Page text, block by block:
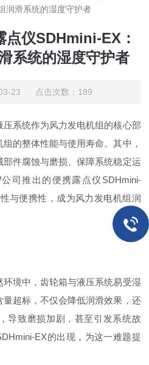
润滑系统的湿度守护者
点仪SDHmini-EX：
系统的湿度守护者
03-23 点击次数：189
系统作为风力发电机组的核心部
的整体性能与使用寿命。其中，
件腐蚀与磨损、保障系统稳定运
司推出的便携露点仪SDHmini-
与便携性，成为风力发电机组润
境中，齿轮箱与液压系统易受湿
超标，不仅会降低润滑效果，还
导致磨损加剧，甚至引发系统故
EX的出现，为这一难题提